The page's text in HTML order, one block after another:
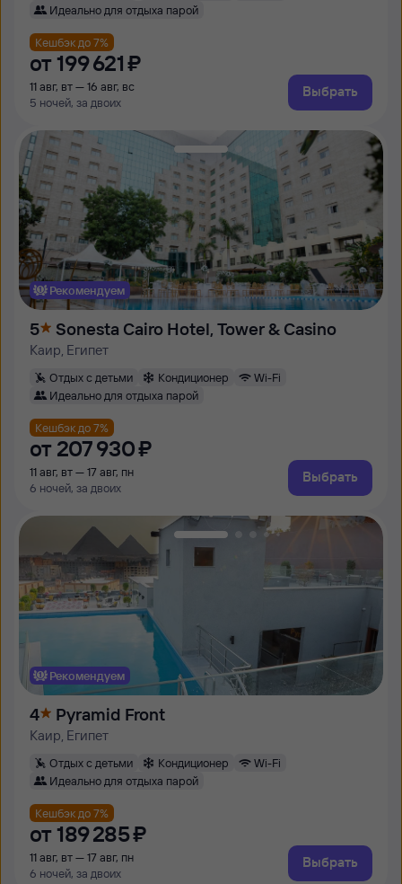
Идеально для отдыха парой
Кешбэк до 7%
от 199 ⁠621 ⁠₽
11 авг, вт — 16 авг, вс
5 ночей, за двоих
Выбрать
Рекомендуем
5 Sonesta Cairo Hotel, Tower & Casino
Каир, Египет
Отдых с детьми Кондиционер
Wi-Fi
Идеально для отдыха парой
Кешбэк до 7%
от 207 ⁠930 ⁠₽
11 авг, вт — 17 авг, пн
6 ночей, за двоих
Выбрать
Рекомендуем
4 Pyramid Front
Каир, Египет
Отдых с детьми Кондиционер
Wi-Fi
Идеально для отдыха парой
Кешбэк до 7%
от 189 ⁠285 ⁠₽
11 авг, вт — 17 авг, пн
6 ночей, за двоих
Выбрать